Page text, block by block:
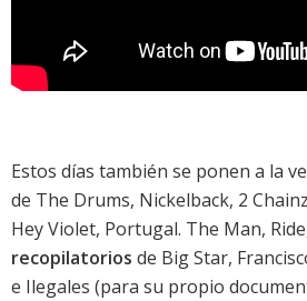
Estos días también se ponen a la
de The Drums, Nickelback, 2 Chainz
Hey Violet, Portugal. The Man, Ride
recopilatorios de Big Star,
e Ilegales (para su propio